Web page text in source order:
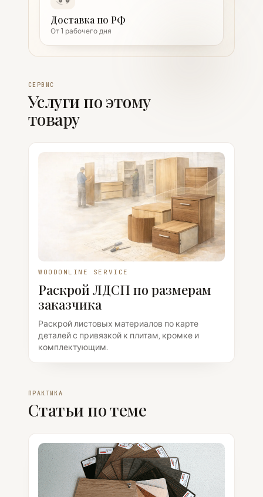
Доставка по РФ
От 1 рабочего дня
СЕРВИС
Услуги по этому
товару
WOODONLINE SERVICE
Раскрой ЛДСП по размерам
заказчика
Раскрой листовых материалов по карте
деталей с привязкой к плитам, кромке и
комплектующим.
ПРАКТИКА
Статьи по теме